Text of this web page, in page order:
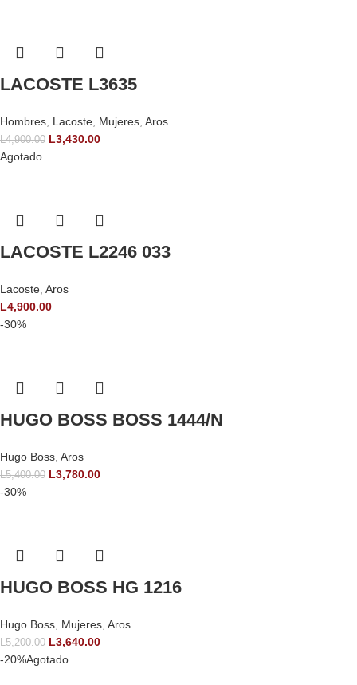
LACOSTE L3635
Hombres, Lacoste, Mujeres, Aros
L4,900.00 L3,430.00
Agotado
LACOSTE L2246 033
Lacoste, Aros
L4,900.00
-30%
HUGO BOSS BOSS 1444/N
Hugo Boss, Aros
L5,400.00 L3,780.00
-30%
HUGO BOSS HG 1216
Hugo Boss, Mujeres, Aros
L5,200.00 L3,640.00
-20%Agotado